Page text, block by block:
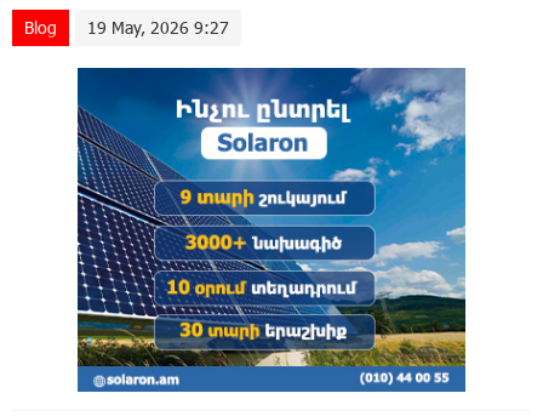
Blog 19 May, 2026 9:27